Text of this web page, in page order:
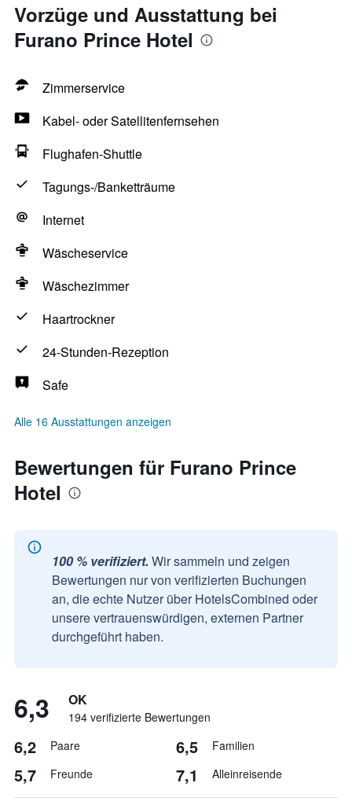
Vorzüge und Ausstattung bei
Furano Prince Hotel
Zimmerservice
Kabel- oder Satellitenfernsehen
Flughafen-Shuttle
Tagungs-/Banketträume
Internet
Wäscheservice
Wäschezimmer
Haartrockner
24-Stunden-Rezeption
Safe
Alle 16 Ausstattungen anzeigen
Bewertungen für Furano Prince
Hotel
100 % verifiziert. Wir sammeln und zeigen
Bewertungen nur von verifizierten Buchungen
an, die echte Nutzer über HotelsCombined oder
unsere vertrauenswürdigen, externen Partner
durchgeführt haben.
6,3 OK
194 verifizierte Bewertungen
6,2 Paare 6,5 Familien
5,7 Freunde 7,1 Alleinreisende